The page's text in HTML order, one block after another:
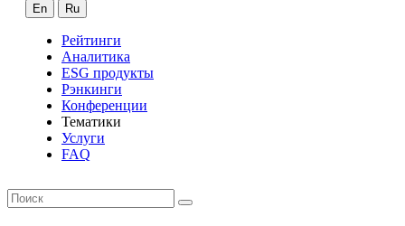
En Ru
Рейтинги
Аналитика
ESG продукты
Рэнкинги
Конференции
Тематики
Услуги
FAQ